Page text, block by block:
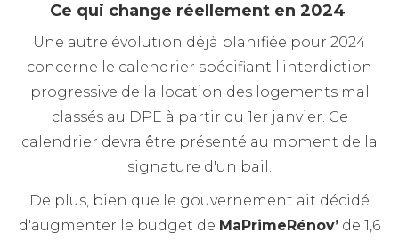
Ce qui change réellement en 2024
Une autre évolution déjà planifiée pour 2024
concerne le calendrier spécifiant l'interdiction
progressive de la location des logements mal
classés au DPE à partir du 1er janvier. Ce
calendrier devra être présenté au moment de la
signature d'un bail.
De plus, bien que le gouvernement ait décidé
d'augmenter le budget de MaPrimeRénov’ de 1,6